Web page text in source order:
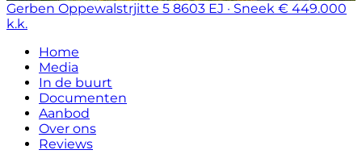
Gerben Oppewalstrjitte 5 8603 EJ · Sneek € 449.000
k.k.
Home
Media
In de buurt
Documenten
Aanbod
Over ons
Reviews